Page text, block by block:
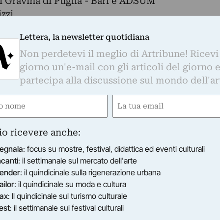
, Loredana Cacucciolo , Pietro De Scisciolo ,
Mancini, Mauro Antonio Mezzina, Giovanni
Sannicandro, Franco Tullo.
e Marisa D’Agostino
ore 18,00
artista; Prof.ssa Marisa D’Agostino
Ettore Pomarici Santomasi; Mons.
di Altamura Gravina e Acquaviva delle Fonti;
del Seminario Diocesano; Dott. Alesio
Puglia; Prof.ssa Laura Marchetti Assessore
- Ipoeo - Via Giardini 18 - Gravina di
Giugno 2014
Lettera, la newsletter quotidiana
Non perdetevi il meglio di Artribune!
giorno un'e-mail con gli articoli del giorno
partecipa alla discussione sul mondo
Email
ricevere anche:
: focus su mostre, festival, didattica ed eventi culturali
: il settimanale sul mercato dell'arte
: il quindicinale sulla rigenerazione urbana
: il quindicinale su moda e cultura
: Il quindicinale sul turismo culturale
: il settimanale sui festival culturali